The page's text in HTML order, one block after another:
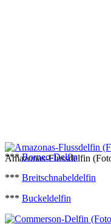
Amazonas-Flussdelfin
***Borneo-Delfin
*** Breitschnabeldelfin
*** Buckeldelfin